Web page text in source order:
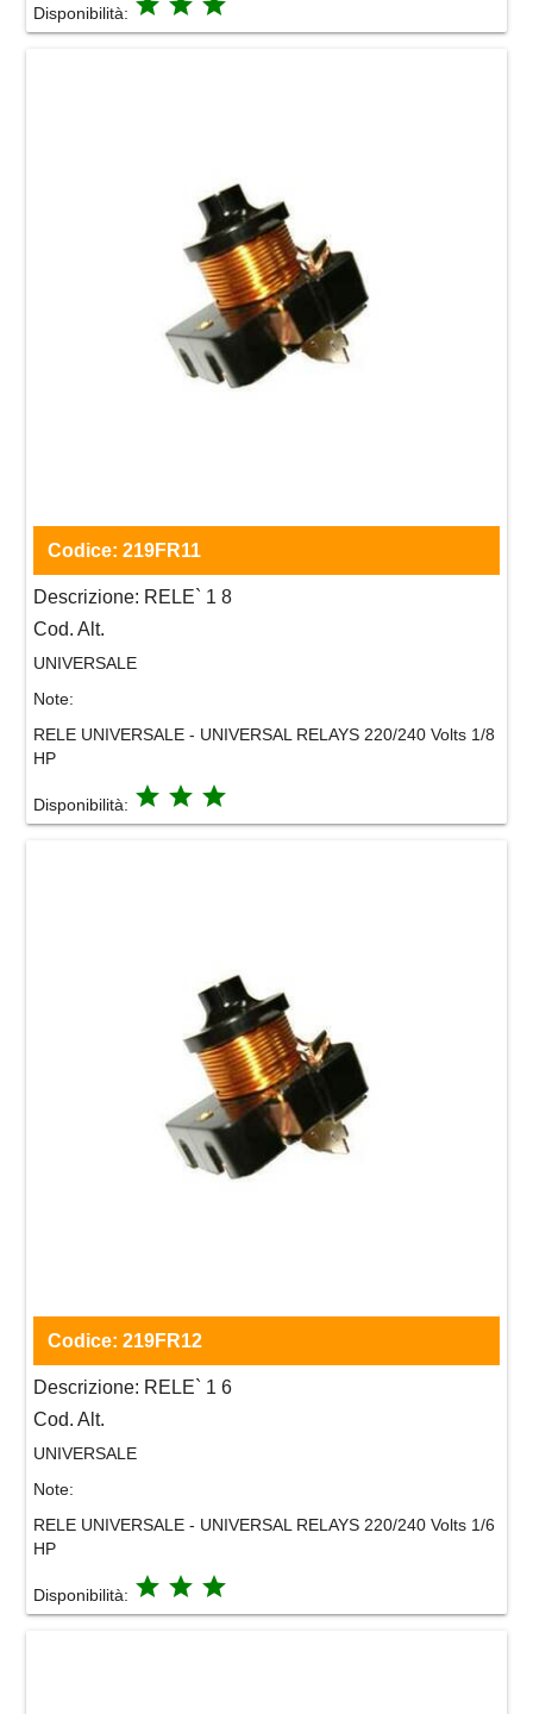
Disponibilità:
Codice: 219FR11
Descrizione: RELE` 1 8
Cod. Alt.
UNIVERSALE
Note:
RELE UNIVERSALE - UNIVERSAL RELAYS 220/240 Volts 1/8
HP
Disponibilità: grade grade grade
Codice: 219FR12
Descrizione: RELE` 1 6
Cod. Alt.
UNIVERSALE
Note:
RELE UNIVERSALE - UNIVERSAL RELAYS 220/240 Volts 1/6
HP
Disponibilità: grade grade grade